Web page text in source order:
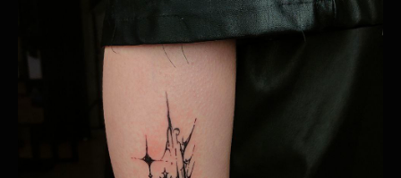
ИП БОГДАЛОВ РЕНАТ ДАМИРОВИЧ
ОГРН/ОГРНИП: 323237500373290
р/с: 40802810800005326885
ЗАКАЗАТЬ ЗВОНОК